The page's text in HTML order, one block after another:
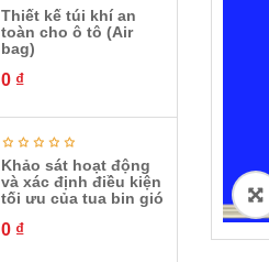
Thiết kế túi khí an
toàn cho ô tô (Air
bag)
0 ₫
Khảo sát hoạt động
và xác định điều kiện
tối ưu của tua bin gió
0 ₫